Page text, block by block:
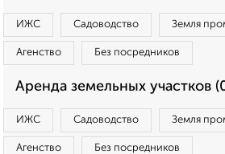
ИЖС Садоводство Земля
Агенство Без посредников
Аренда земельных участков
ИЖС Садоводство Земля
Агенство Без посредников